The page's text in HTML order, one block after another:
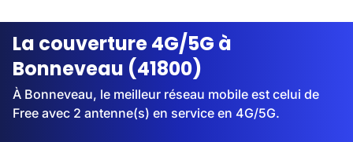
Streaming
La couverture 4G/5G à
Bonneveau (41800)
À Bonneveau, le meilleur réseau mobile est celui de
Free avec 2 antenne(s) en service en 4G/5G.